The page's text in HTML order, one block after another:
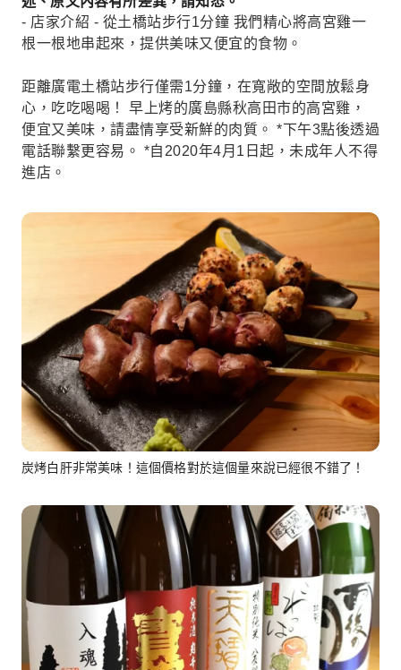
- 店家介紹 - 從土橋站步行1分鐘 我們精心將高宮雞一
根一根地串起來，提供美味又便宜的食物。
距離廣電土橋站步行僅需1分鐘，在寬敞的空間放鬆身
心，吃吃喝喝！ 早上烤的廣島縣秋高田市的高宮雞，
便宜又美味，請盡情享受新鮮的肉質。 *下午3點後透過
電話聯繫更容易。 *自2020年4月1日起，未成年人不得
進店。
炭烤白肝非常美味！這個價格對於這個量來說已經很不錯了！